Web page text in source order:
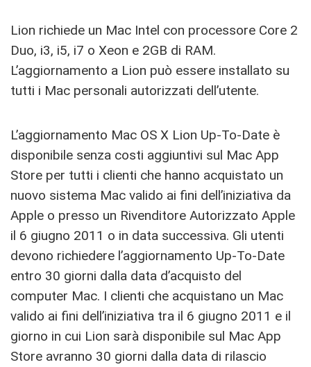
Lion richiede un Mac Intel con processore Core 2
Duo, i3, i5, i7 o Xeon e 2GB di RAM.
L’aggiornamento a Lion può essere installato su
tutti i Mac personali autorizzati dell’utente.
L’aggiornamento Mac OS X Lion Up-To-Date è
disponibile senza costi aggiuntivi sul Mac App
Store per tutti i clienti che hanno acquistato un
nuovo sistema Mac valido ai fini dell’iniziativa da
Apple o presso un Rivenditore Autorizzato Apple
il 6 giugno 2011 o in data successiva. Gli utenti
devono richiedere l’aggiornamento Up-To-Date
entro 30 giorni dalla data d’acquisto del
computer Mac. I clienti che acquistano un Mac
valido ai fini dell’iniziativa tra il 6 giugno 2011 e il
giorno in cui Lion sarà disponibile sul Mac App
Store avranno 30 giorni dalla data di rilascio